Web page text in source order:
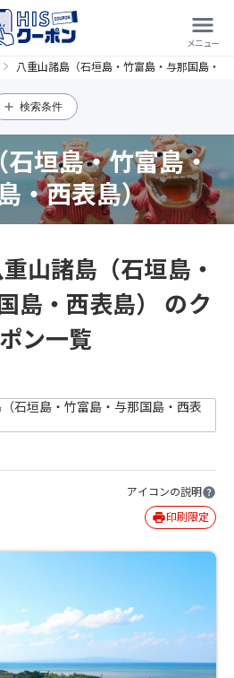
八重山諸島（石垣島・竹富島・与那国島・
検索条件
石垣島・竹富島・
・西表島）
山諸島（石垣島・
島・西表島） のク
ン一覧
石垣島・竹富島・与那国島・西表
アイコンの説明
印刷限定